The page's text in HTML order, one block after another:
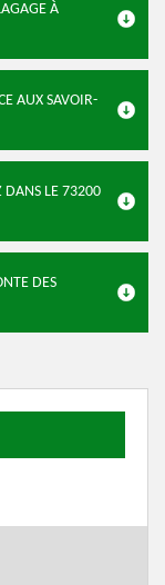
À
AUX SAVOIR-
DANS LE 73200
DES